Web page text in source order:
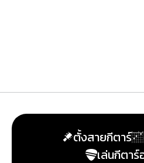
ตั้งสายกีตาร์
เล่นกีตาร์